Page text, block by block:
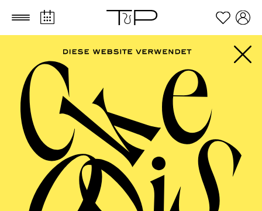
Zum Hauptinhalt springen Zum Footer springen